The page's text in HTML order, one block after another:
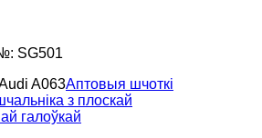
SG501
A063Аптовыя шчоткі
з плоскай
галоўкай